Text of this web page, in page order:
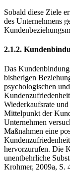
Sobald diese Ziele
des Unternehmens
2.1.2.
Das
bisherigen
psychologischen
Wiederkaufsrate
Mittelpunkt der
Unternehmen
Maßnahmen eine
hervorzurufen. Die
unentbehrliche
Krohmer, 2009a, S.